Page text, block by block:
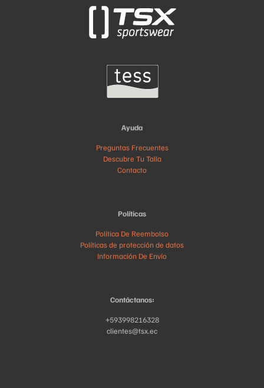
Ayuda
Preguntas Frecuentes
Descubre Tu Talla
Contacto
Políticas
Política De Reembolso
Políticas de protección de datos
Información De Envío
Contáctanos:
+593998216328
clientes@tsx.ec